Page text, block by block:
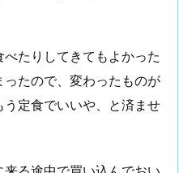
たりしてきてもよかった
たので、変わったものが
定食でいいや、と済ませ